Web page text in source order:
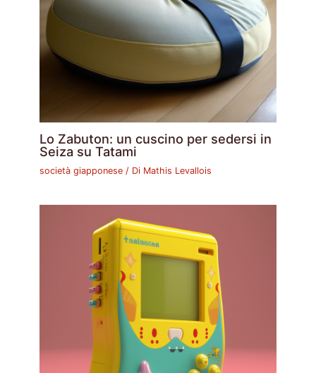
Lo Zabuton: un cuscino per sedersi in
Seiza su Tatami
società giapponese / Di Mathis Levallois